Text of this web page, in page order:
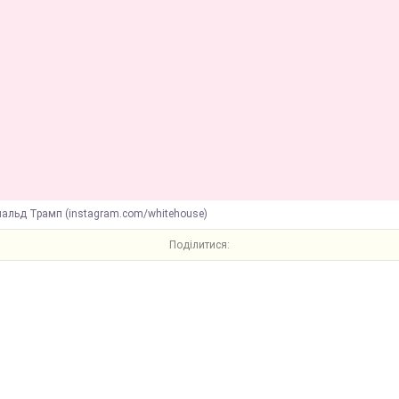
Трамп (instagram.com/whitehouse)
Поділитися: